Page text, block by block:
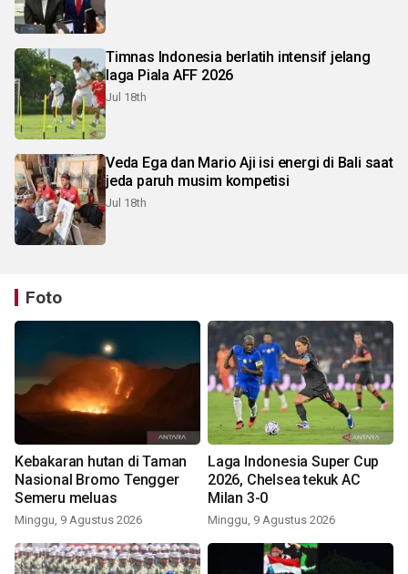
Timnas Indonesia berlatih intensif jelang
laga Piala AFF 2026
Jul 18th
Veda Ega dan Mario Aji isi energi di Bali saat
jeda paruh musim kompetisi
Jul 18th
Foto
Kebakaran hutan di Taman
Nasional Bromo Tengger
Semeru meluas
Minggu, 9 Agustus 2026
Laga Indonesia Super Cup
2026, Chelsea tekuk AC
Milan 3-0
Minggu, 9 Agustus 2026